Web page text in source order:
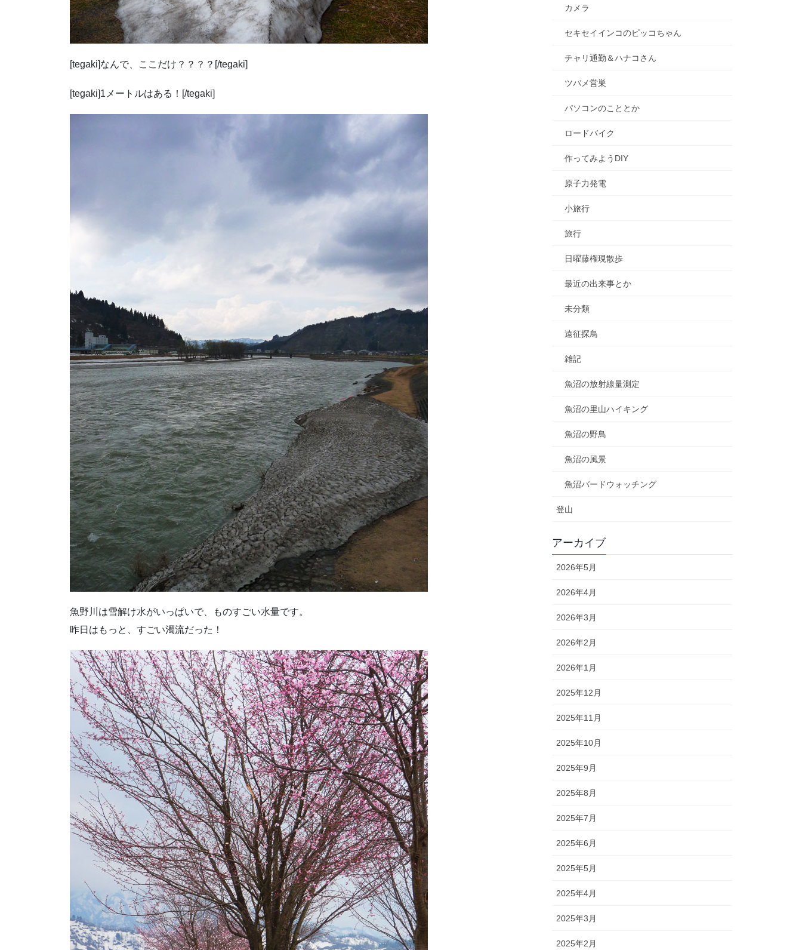
[tegaki]なんで、ここだけ？？？？[/tegaki]
[tegaki]1メートルはある！[/tegaki]
魚野川は雪解け水がいっぱいで、ものすごい水量です。
昨日はもっと、すごい濁流だった！
カメラ
セキセイインコのピッコちゃん
チャリ通勤＆ハナコさん
ツバメ営巣
パソコンのこととか
ロードバイク
作ってみようDIY
原子力発電
小旅行
旅行
日曜藤権現散歩
最近の出来事とか
未分類
遠征探鳥
雑記
魚沼の放射線量測定
魚沼の里山ハイキング
魚沼の野鳥
魚沼の風景
魚沼バードウォッチング
登山
アーカイブ
2026年5月
2026年4月
2026年3月
2026年2月
2026年1月
2025年12月
2025年11月
2025年10月
2025年9月
2025年8月
2025年7月
2025年6月
2025年5月
2025年4月
2025年3月
2025年2月